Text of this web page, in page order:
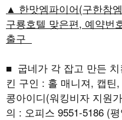
▲ 한맛엠파이어(구한참
구룡호텔 맞은편, 예약번
출구
■ 굽네가 각 잡고 만든
킨 구인 : 홀 매니져, 캡
콩아이디(워킹비자 지원
의 : 오피스 9551-5186 (